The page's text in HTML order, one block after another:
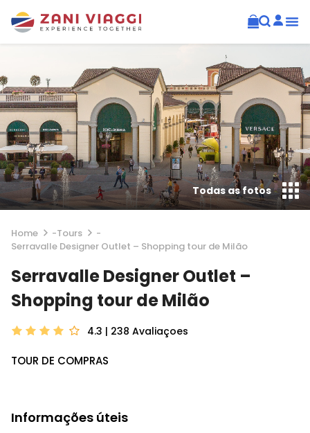
Home -Tours
-
Serravalle Designer Outlet – Shopping tour de Milão
Serravalle Designer Outlet –
Shopping tour de Milão
4.3 | 238 Avaliaçoes
TOUR DE COMPRAS
Todas as fotos
Informações úteis